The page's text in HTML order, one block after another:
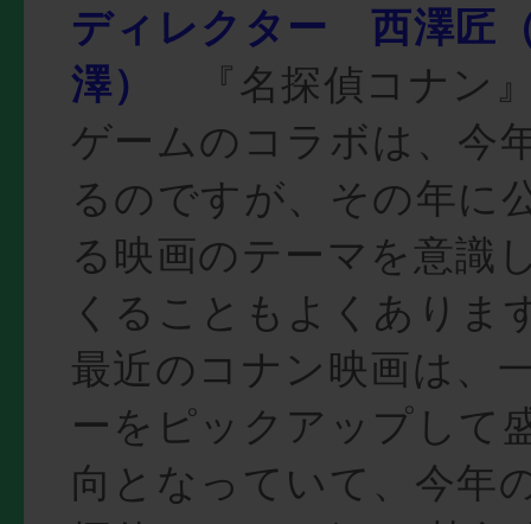
ディレクター 西澤匠
澤）
『名探偵コナン
ゲームのコラボは、今
るのですが、その年に
る映画のテーマを意識
くることもよくありま
最近のコナン映画は、
ーをピックアップして
向となっていて、今年